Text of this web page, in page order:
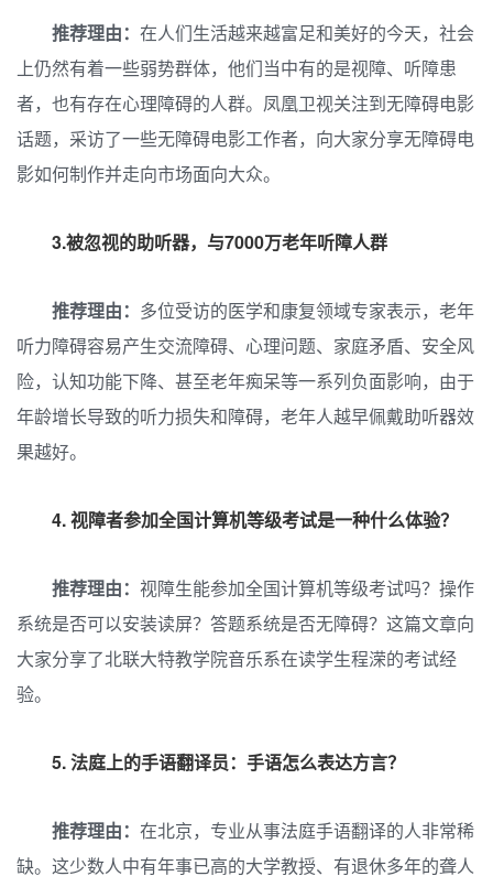
推荐理由： 在人们生活越来越富足和美好的今天，社会
上仍然有着一些弱势群体，他们当中有的是视障、听障患
者，也有存在心理障碍的人群。凤凰卫视关注到无障碍电影
话题，采访了一些无障碍电影工作者，向大家分享无障碍电
影如何制作并走向市场面向大众。
3.被忽视的助听器，与7000万老年听障人群
推荐理由： 多位受访的医学和康复领域专家表示，老年
听力障碍容易产生交流障碍、心理问题、家庭矛盾、安全风
险，认知功能下降、甚至老年痴呆等一系列负面影响，由于
年龄增长导致的听力损失和障碍，老年人越早佩戴助听器效
果越好。
4. 视障者参加全国计算机等级考试是一种什么体验？
推荐理由： 视障生能参加全国计算机等级考试吗？操作
系统是否可以安装读屏？答题系统是否无障碍？这篇文章向
大家分享了北联大特教学院音乐系在读学生程溁的考试经
验。
5. 法庭上的手语翻译员：手语怎么表达方言？
推荐理由： 在北京，专业从事法庭手语翻译的人非常稀
缺。这少数人中有年事已高的大学教授、有退休多年的聋人